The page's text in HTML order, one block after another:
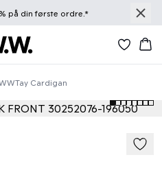
på din første ordre.*
Cardigan